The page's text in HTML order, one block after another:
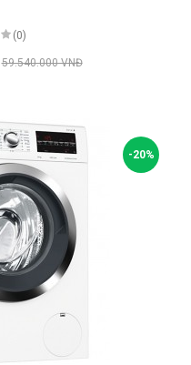
(0)
59.540.000 VNĐ
-20%